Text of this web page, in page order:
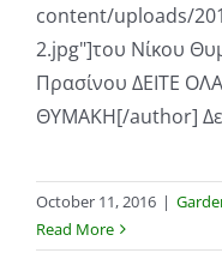
content/uploads/
2.jpg"]του Νίκου
Πρασίνου ΔΕΙΤΕ
ΘΥΜΑΚΗ[/author]
October 11, 2016 |
Read More